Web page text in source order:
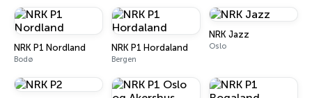
NRK P1 Nordland
Bodø
NRK P1 Hordaland
Bergen
NRK Jazz
Oslo